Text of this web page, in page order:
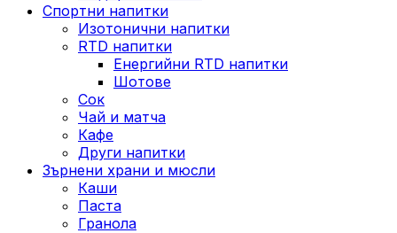
Спортни напитки
Изотонични напитки
RTD напитки
Енергийни RTD напитки
Шотове
Сок
Чай и матча
Кафе
Други напитки
Зърнени храни и мюсли
Каши
Паста
Гранола